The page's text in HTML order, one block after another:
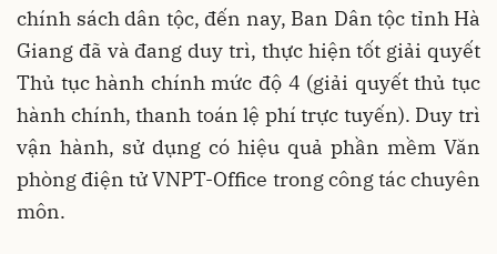
chính sách dân tộc, đến nay, Ban Dân tộc tỉnh Hà
Giang đã và đang duy trì, thực hiện tốt giải quyết
Thủ tục hành chính mức độ 4 (giải quyết thủ tục
hành chính, thanh toán lệ phí trực tuyến). Duy trì
vận hành, sử dụng có hiệu quả phần mềm Văn
phòng điện tử VNPT-Office trong công tác chuyên
môn.